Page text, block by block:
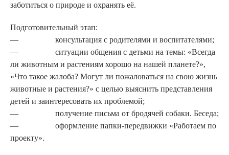
заботиться о природе и охранять её.
Подготовительный этап:
— консультация с родителями и воспитателями;
— ситуации общения с детьми на темы: «Всегда
ли животным и растениям хорошо на нашей планете?»,
«Что такое жалоба? Могут ли пожаловаться на свою жизнь
животные и рас­тения?» с целью выяснить представления
детей и заинте­ресовать их проблемой;
— получение письма от бродячей собаки. Беседа;
— оформление папки-передвиж­ки «Работаем по
проекту».